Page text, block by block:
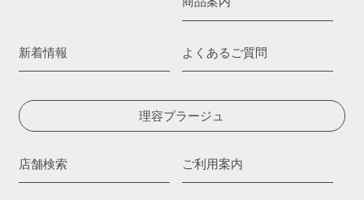
新着情報 よくあるご質問
理容プラージュ
店舗検索 ご利用案内